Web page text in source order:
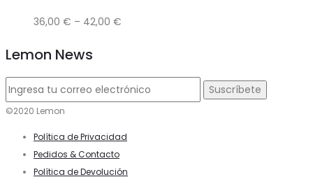
36,00 € – 42,00 €
Lemon News
©2020 Lemon
Política de Privacidad
Pedidos & Contacto
Política de Devolución